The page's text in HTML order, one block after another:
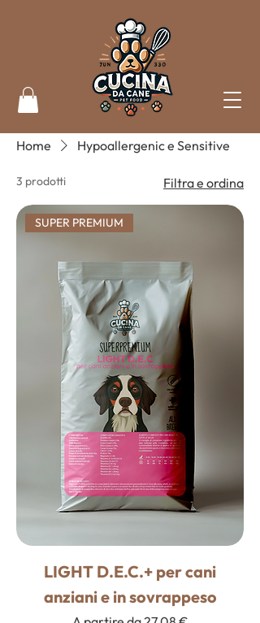
Home Hypoallergenic e Sensitive
3 prodotti Filtra e ordina
SUPER PREMIUM
LIGHT D.E.C.+ per cani
anziani e in sovrappeso